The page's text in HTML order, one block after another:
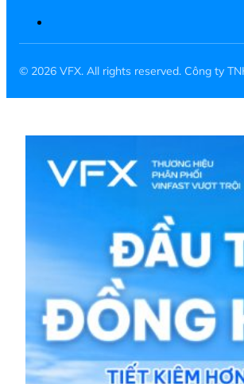
© 2026 VFX. All rights reserved. Công ty